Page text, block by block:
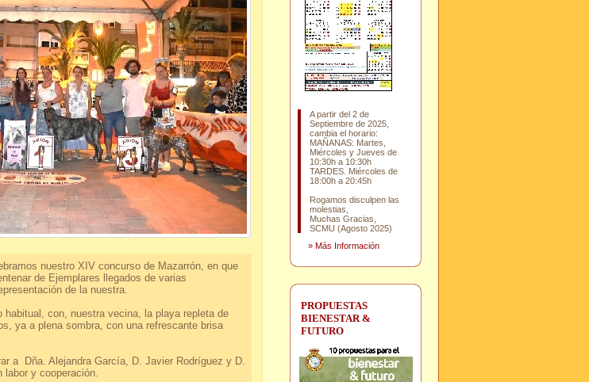
nuestro XIV concurso de Mazarrón, en que
de Ejemplares llegados de varias
de la nuestra.
con, nuestra vecina, la playa repleta de
ya a plena sombra, con una refrescante brisa
a Dña. Alejandra García, D. Javier Rodríguez y D.
y cooperación.
A partir del 2 de
Septiembre de 2025,
cambia el horario:
MAÑANAS: Martes,
Miércoles y Jueves de
10:30h a 10:30h
TARDES. Miércoles de
18:00h a 20:45h
Rogamos disculpen las
molestias,
Muchas Gracias,
SCMU (Agosto 2025)
» Más Información
PROPUESTAS
BIENESTAR &
FUTURO